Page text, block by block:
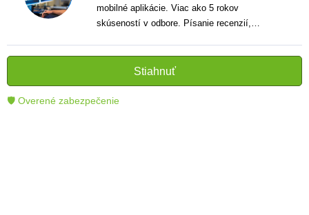
mobilné aplikácie. Viac ako 5 rokov
skúseností v odbore. Písanie recenzií,
informatívnych textov, ktoré pomáhajú
čitateľom lepšie porozumieť a využiť moderné
technológie.
Stiahnuť
🛡 Overené zabezpečenie